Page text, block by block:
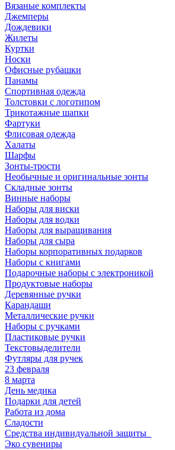
Вязаные комплекты
Джемперы
Дождевики
Жилеты
Куртки
Носки
Офисные рубашки
Панамы
Спортивная одежда
Толстовки с логотипом
Трикотажные шапки
Фартуки
Флисовая одежда
Халаты
Шарфы
Зонты-трости
Необычные и оригинальные зонты
Складные зонты
Винные наборы
Наборы для виски
Наборы для водки
Наборы для выращивания
Наборы для сыра
Наборы корпоративных подарков
Наборы с книгами
Подарочные наборы с электроникой
Продуктовые наборы
Деревянные ручки
Карандаши
Металлические ручки
Наборы с ручками
Пластиковые ручки
Текстовыделители
Футляры для ручек
23 февраля
8 марта
День медика
Подарки для детей
Работа из дома
Сладости
Средства индивидуальной защиты_
Эко сувениры